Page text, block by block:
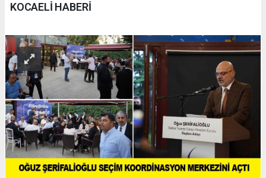
KOCAELİ HABERİ